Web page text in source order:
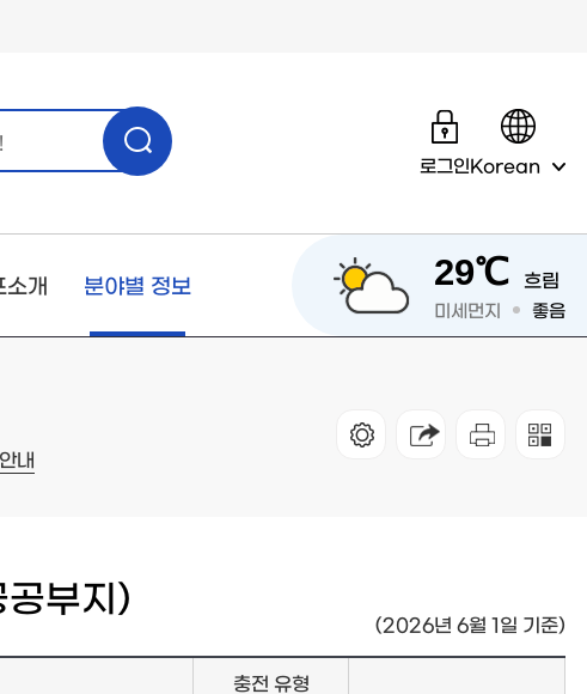
로그인Korean
소개 분야별 정보 29℃ 흐림
미세먼지 좋음
내
공부지)
(2026년 6월 1일 기준)
충전 유형